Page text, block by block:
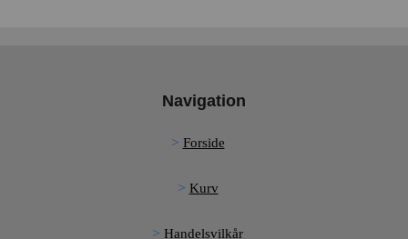
Navigation
Forside
Kurv
Handelsvilkår